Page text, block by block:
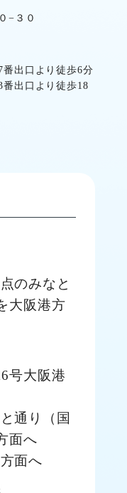
−３０
出口より徒歩6分
出口より徒歩18
のみなと
大阪港方
号大阪港
通り（国
面へ
面へ